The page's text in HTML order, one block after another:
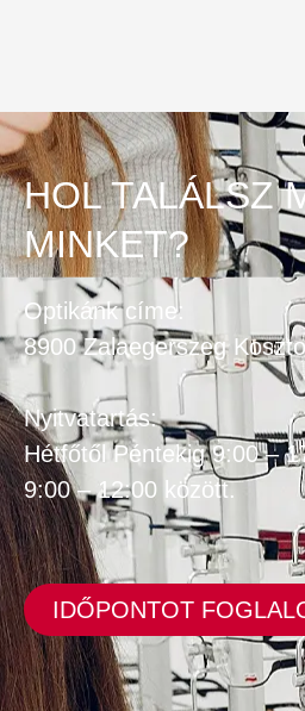
HOL TALÁLSZ
MINKET?
Optikánk címe:
8900 Zalaegerszeg
Nyitvatartás:
Hétfőtől Péntekig 9:00 –
9:00 – 12:00 között.
IDŐPONTOT